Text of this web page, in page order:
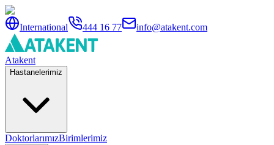
International 444 16 77 info@atakent.com
Atakent
Hastanelerimiz
DoktorlarımızBirimlerimiz